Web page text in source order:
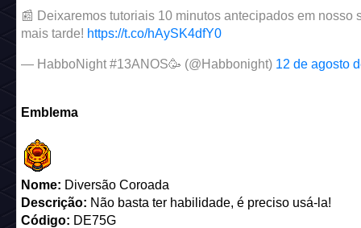
📰 Deixaremos tutoriais 10 minutos antecipados em nosso
mais tarde! https://t.co/hAySK4dfY0
— HabboNight #13ANOS🥳 (@Habbonight) 12 de agosto
Emblema
Nome: Diversão Coroada
Descrição: Não basta ter habilidade, é preciso usá-la!
Código: DE75G